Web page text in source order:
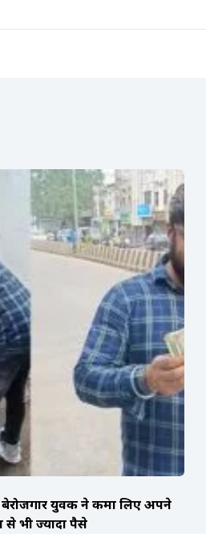
बेरोजगार युवक ने कमा लिए अपने
भी ज्यादा पैसे